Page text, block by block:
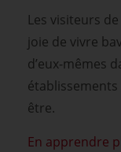
Les visiteurs
joie de vivre
d’eux-mêmes
établissements
être.
En apprendre